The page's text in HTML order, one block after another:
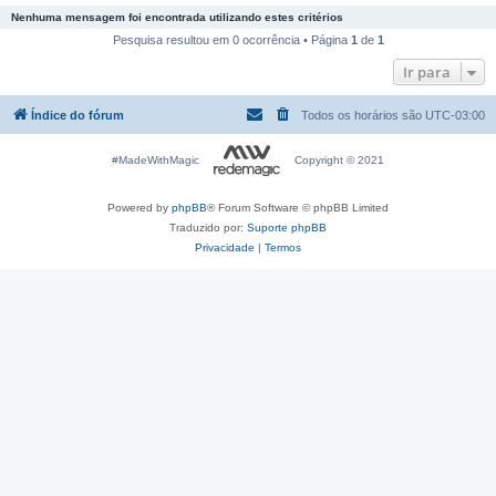
Nenhuma mensagem foi encontrada utilizando estes critérios
Pesquisa resultou em 0 ocorrência • Página 1 de 1
Ir para
Índice do fórum Todos os horários são UTC-03:00
#MadeWithMagic Copyright © 2021
Powered by phpBB® Forum Software © phpBB Limited
Traduzido por: Suporte phpBB
Privacidade | Termos